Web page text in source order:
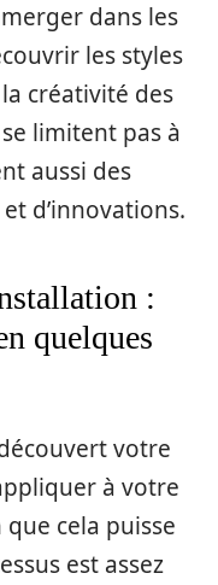
dans les
les styles
créativité des
limitent pas à
aussi des
et d’innovations.
:
quelques
votre
à votre
cela puisse
est assez